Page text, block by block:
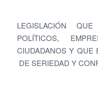
LEGISLACIÓN
POLÍTICOS,
CIUDADANOS Y QUE
DE SERIEDAD Y